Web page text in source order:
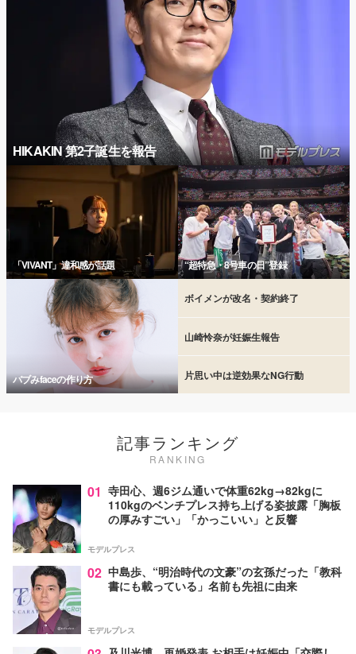
HIKAKIN 第2子誕生を報告
「VIVANT」違和感が話題 “超特急・8号車の日”登録
バブみfaceの作り方
ボイメンが改名・契約終了
山崎怜奈が妊娠生報告
片思い中は逆効果なNG行動
記事ランキング
RANKING
01 寺田心、週6ジム通いで体重62kg→82kgに
110kgのベンチプレス持ち上げる姿披露「胸板
の厚みすごい」「かっこいい」と反響
モデルプレス
02 中島歩、“明治時代の文豪”の玄孫だった「教科
書にも載っている」名前も先祖に由来
モデルプレス